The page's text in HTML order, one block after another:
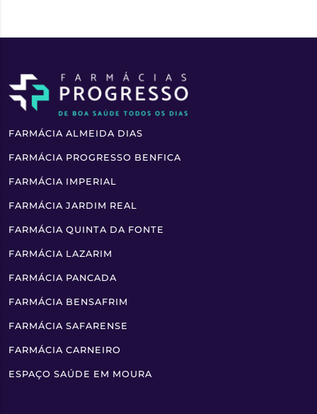
FARMÁCIA ALMEIDA DIAS
FARMÁCIA PROGRESSO BENFICA
FARMÁCIA IMPERIAL
FARMÁCIA JARDIM REAL
FARMÁCIA QUINTA DA FONTE
FARMÁCIA LAZARIM
FARMÁCIA PANCADA
FARMÁCIA BENSAFRIM
FARMÁCIA SAFARENSE
FARMÁCIA CARNEIRO
ESPAÇO SAÚDE EM MOURA